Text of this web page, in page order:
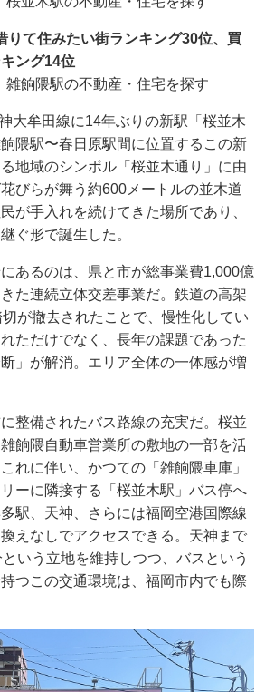
りて住みたい街ランキング30位、買
ング14位
雑餉隈駅の不動産・住宅を探す
大牟田線に14年ぶりの新駅「桜並木
隈駅〜春日原駅間に位置するこの新
地域のシンボル「桜並木通り」に由
びらが舞う約600メートルの並木道
が手入れを続けてきた場所であり、
ぐ形で誕生した。
あるのは、県と市が総事業費1,000億
た連続立体交差事業だ。鉄道の高架
が撤去されたことで、慢性化してい
ただけでなく、長年の課題であった
断」が解消。エリア全体の一体感が増
整備されたバス路線の充実だ。桜並
餉隈自動車営業所の敷地の一部を活
れに伴い、かつての「雑餉隈車庫」
ーに隣接する「桜並木駅」バス停へ
駅、天神、さらには福岡空港国際線
えなしでアクセスできる。天神まで
いう立地を維持しつつ、バスという
つこの交通環境は、福岡市内でも際